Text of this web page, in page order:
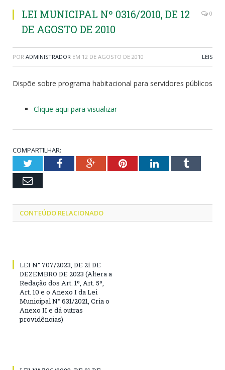
LEI MUNICIPAL Nº 0316/2010, DE 12
DE AGOSTO DE 2010
0
POR ADMINISTRADOR EM 12 DE AGOSTO DE 2010 LEIS
Dispõe sobre programa habitacional para servidores públicos
Clique aqui para visualizar
COMPARTILHAR:
TwitterFacebookGoogle+PinterestLinkedInTumblr
Email
CONTEÚDO RELACIONADO
LEI N° 707/2023, DE 21 DE
DEZEMBRO DE 2023 (Altera a
Redação dos Art. 1º, Art. 5º,
Art. 10 e o Anexo I da Lei
Municipal N° 631/2021, Cria o
Anexo II e dá outras
providências)